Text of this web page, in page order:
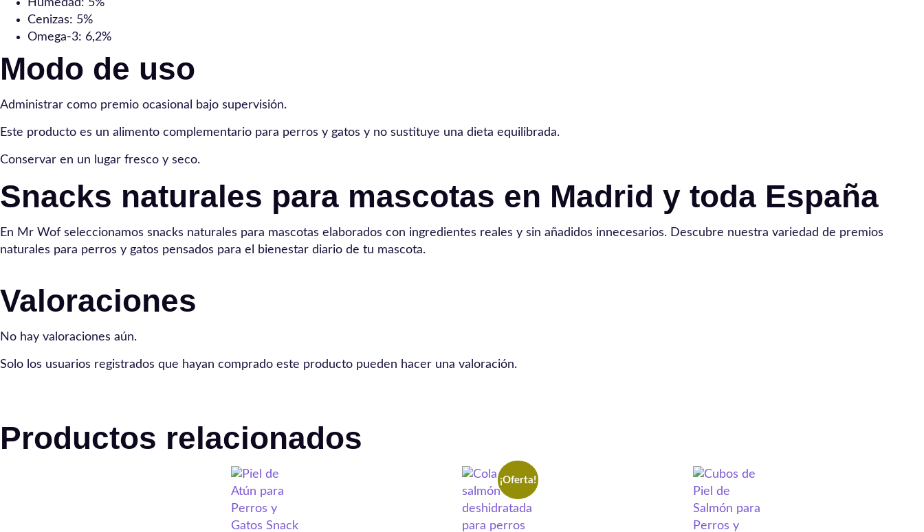
Humedad: 5%
Cenizas: 5%
Omega-3: 6,2%
Modo de uso
Administrar como premio ocasional bajo supervisión.
Este producto es un alimento complementario para perros y gatos y no sustituye una dieta equilibrada.
Conservar en un lugar fresco y seco.
Snacks naturales para mascotas en Madrid y toda España
En Mr Wof seleccionamos snacks naturales para mascotas elaborados con ingredientes reales y sin añadidos innecesarios. Descubre nuestra variedad de premios
naturales para perros y gatos pensados para el bienestar diario de tu mascota.
Valoraciones
No hay valoraciones aún.
Solo los usuarios registrados que hayan comprado este producto pueden hacer una valoración.
Productos relacionados
¡Oferta!